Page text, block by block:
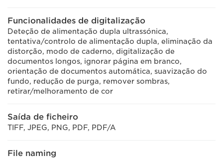
Funcionalidades de digitalização
Deteção de alimentação dupla ultrassónica,
tentativa/controlo de alimentação dupla, eliminação da
distorção, modo de caderno, digitalização de
documentos longos, ignorar página em branco,
orientação de documentos automática, suavização do
fundo, redução de purga, remover sombras,
retirar/melhoramento de cor
Saída de ficheiro
TIFF, JPEG, PNG, PDF, PDF/A
File naming